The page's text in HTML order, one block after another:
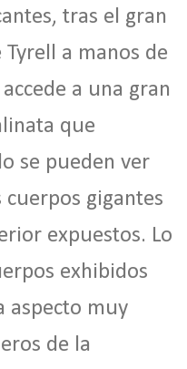
tras el gran
a manos de
a una gran
que
se pueden ver
gigantes
expuestos. Lo
exhibidos
aspecto muy
de la